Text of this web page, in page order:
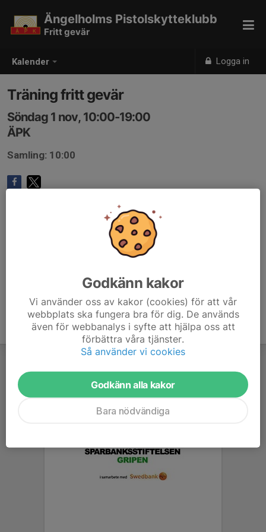
Kalender Logga in
Ängelholms Pistolskytteklubb
Fritt gevär
Träning fritt gevär
Söndag 1 nov, 10:00-19:00
ÄPK
Samling: 10:00
Anmälan är öppen för gruppens medlemmar.
Godkänn kakor
Vi använder oss av kakor (cookies) för att vår
webbplats ska fungera bra för dig. De används
även för webbanalys i syfte att hjälpa oss att
förbättra våra tjänster.
Så använder vi cookies
Godkänn alla kakor
Bara nödvändiga